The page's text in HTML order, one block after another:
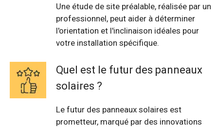
Une étude de site préalable, réalisée par un
professionnel, peut aider à déterminer
l'orientation et l'inclinaison idéales pour
votre installation spécifique.
Quel est le futur des panneaux
solaires ?
Le futur des panneaux solaires est
prometteur, marqué par des innovations